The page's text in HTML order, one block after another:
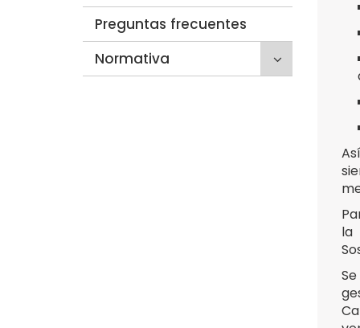
Preguntas frecuentes
Normativa
Click
para
desplegar/
'Normativa'
la